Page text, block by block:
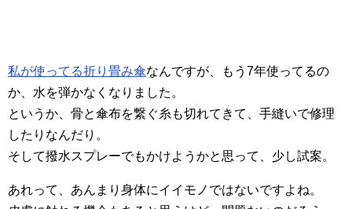
私が使ってる折り畳み傘なんですが、もう7年使ってるの
か、水を弾かなくなりました。
というか、骨と傘布を繋ぐ糸も切れてきて、手縫いで修理
したりなんだり。
そして撥水スプレーでもかけようかと思って、少し試案。
あれって、あんまり身体にイイモノではないですよね。